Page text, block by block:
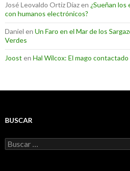
José Leovaldo Ortiz Díazen ¿Sueñan
con humanos electrónicos?
Daniel en Un Faro en el Mar de los
Verdes
Joost en Hal Wilcox: El mago contactado
BUSCAR
Buscar: